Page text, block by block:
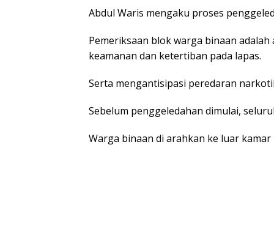
Abdul Waris mengaku proses
Pemeriksaan blok warga binaan
keamanan dan ketertiban pada lapas.
Serta mengantisipasi peredaran
Sebelum penggeledahan dimulai,
Warga binaan di arahkan ke luar kamar